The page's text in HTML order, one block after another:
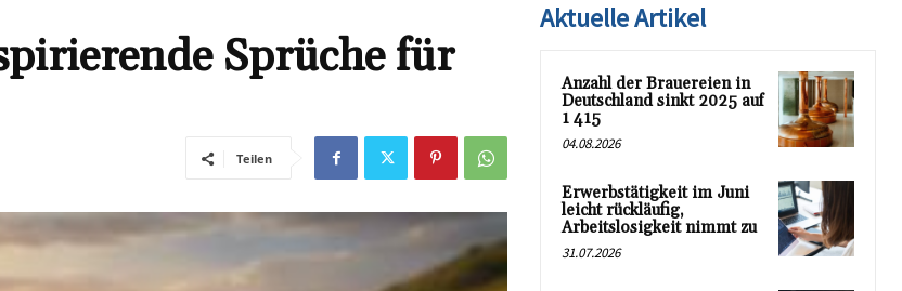
Sprüche für
Teilen
Aktuelle Artikel
Anzahl der Brauereien in
Deutschland sinkt 2025 auf
1 415
04.08.2026
Erwerbstätigkeit im Juni
leicht rückläufig,
Arbeitslosigkeit nimmt zu
31.07.2026